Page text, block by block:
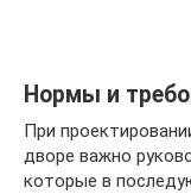
Нормы и
При
дворе важно
которые в